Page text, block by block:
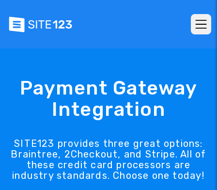
Payment Gateway
Integration
SITE123 provides three great options:
Braintree, 2Checkout, and Stripe. All of
these credit card processors are
industry standards. Choose one today!